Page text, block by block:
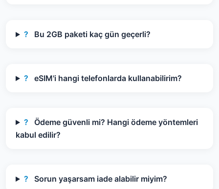
? Bu 2GB paketi kaç gün geçerli?
? eSIM'i hangi telefonlarda kullanabilirim?
?
Ödeme güvenli mi? Hangi ödeme yöntemleri
kabul edilir?
? Sorun yaşarsam iade alabilir miyim?